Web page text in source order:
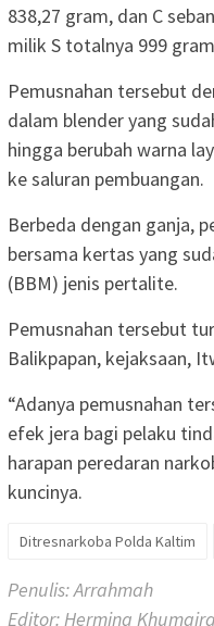
838,27 gram, dan C
milik S totalnya 999
Pemusnahan tersebut
dalam blender yang
hingga berubah warna
ke saluran pembuangan.
Berbeda dengan ganja,
bersama kertas yang
(BBM) jenis pertalite.
Pemusnahan tersebut
Balikpapan, kejaksaan,
“Adanya pemusnahan
efek jera bagi pelaku
harapan peredaran
kuncinya.
Ditresnarkoba Polda Kaltim
Penulis: Arrahmah
Editor: Hermina